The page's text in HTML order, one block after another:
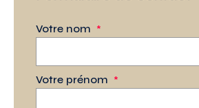
Votre nom *
Votre prénom *